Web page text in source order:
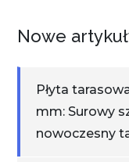
Nowe
Płyta
mm: Surowy
nowoczesny